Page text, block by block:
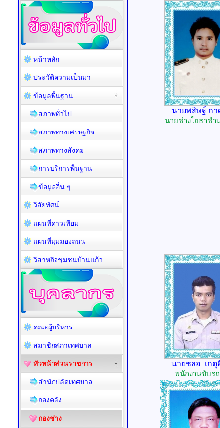
นายพสิษฐ์ กา
นายช่างโยธาชำ
นายชลอ เกตุ
พนักงานขับร
หน้าหลัก
ประวัติความเป็นมา
ข้อมูลพื้นฐาน
สภาพทั่วไป
สภาพทางเศรษฐกิจ
สภาพทางสังคม
การบริการพื้นฐาน
ข้อมูลอื่น ๆ
วิสัยทัศน์
แผนที่ดาวเทียม
แผนที่มุมมองถนน
วิสาหกิจชุมชนบ้านแก้ว
คณะผู้บริหาร
สมาชิกสภาเทศบาล
หัวหน้าส่วนราชการ
สำนักปลัดเทศบาล
กองคลัง
กองช่าง